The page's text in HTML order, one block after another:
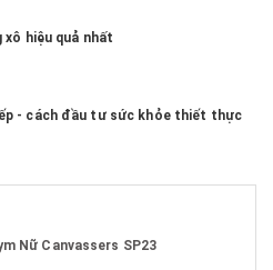
xô hiệu quả nhất
- cách đầu tư sức khỏe thiết thực
Nữ Canvassers SP23